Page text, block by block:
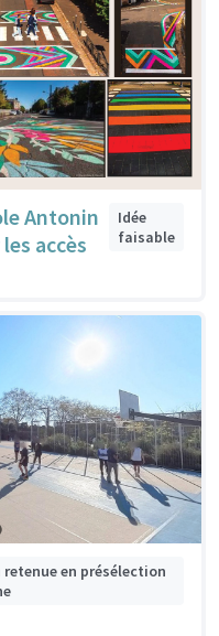
Antonin
accès
Idée
faisable
retenue en présélection